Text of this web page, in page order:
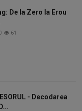
De la Zero la Erou
61
- Decodarea